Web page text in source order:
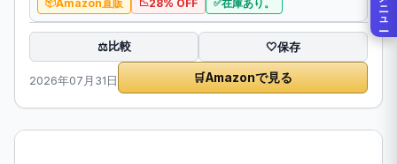
Amazon直販 28% OFF 在庫あり。
⚖️比較 🤍保存
2026年07月31日 🛒Amazonで見る